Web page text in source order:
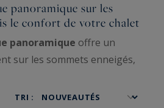
panoramique sur les
le confort de votre chalet
panoramique offre un
sur les sommets enneigés,
lueurs du jour aux
TRI :